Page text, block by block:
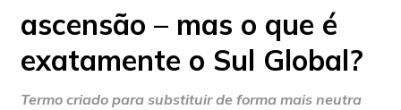
ascensão – mas o que é
exatamente o Sul Global?
Termo criado para substituir de forma mais neutra